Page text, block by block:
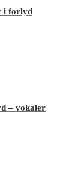
i forlyd
– vokaler